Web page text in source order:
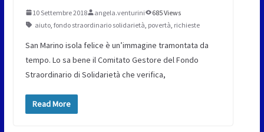
10 Settembre 2018 angela.venturini
685 Views
aiuto, fondo straordinario solidarietà povertà richieste
San Marino isola felice è un’immagine tramontata da
tempo. Lo sa bene il Comitato Gestore del Fondo
Straordinario di Solidarietà che verifica,
Read More